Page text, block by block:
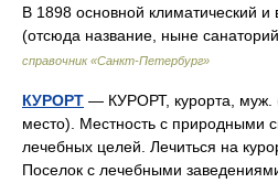
В 1898 основной климатический и
(отсюда название, ныне
справочник «Санкт-Петербург»
КУРОРТ — КУРОРТ, курорта, муж.
место). Местность с природными
лечебных целей. Лечиться на
Поселок с лечебными